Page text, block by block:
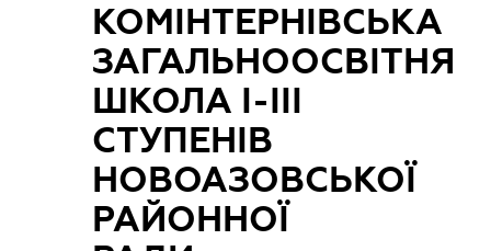
КОМІНТЕРНІВСЬКА
ЗАГАЛЬНООСВІТНЯ
ШКОЛА І-ІІІ
СТУПЕНІВ
НОВОАЗОВСЬКОЇ
РАЙОННОЇ